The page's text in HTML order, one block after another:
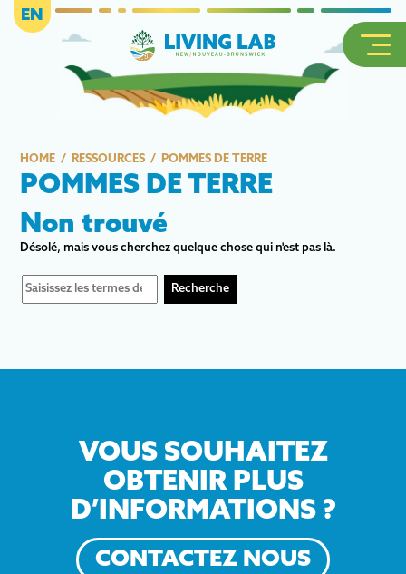
EN
HOME RESSOURCES POMMES DE TERRE
POMMES DE TERRE
Non trouvé
Désolé, mais vous cherchez quelque chose qui n'est pas là.
VOUS SOUHAITEZ
OBTENIR PLUS
D’INFORMATIONS ?
CONTACTEZ NOUS